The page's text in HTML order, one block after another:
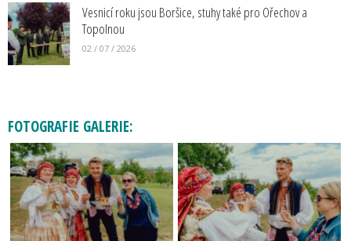
Vesnicí roku jsou Boršice, stuhy také pro Ořechov a
Topolnou
02 / 07 / 2026
FOTOGRAFIE GALERIE: